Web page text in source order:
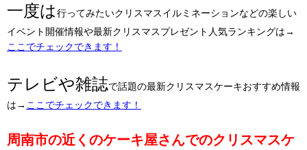
一度は行ってみたいクリスマスイルミネーションなどの楽しい
イベント開催情報や最新クリスマスプレゼント人気ランキングは→
ここでチェックできます！
テレビや雑誌で話題の最新クリスマスケーキおすすめ情報
は→ ここでチェックできます！
周南市の近くのケーキ屋さんでのクリスマスケ